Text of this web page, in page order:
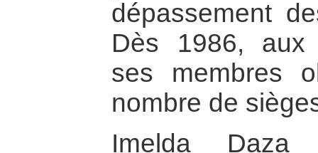
dépassement
Dès 1986, aux
ses membres
nombre de
Imelda